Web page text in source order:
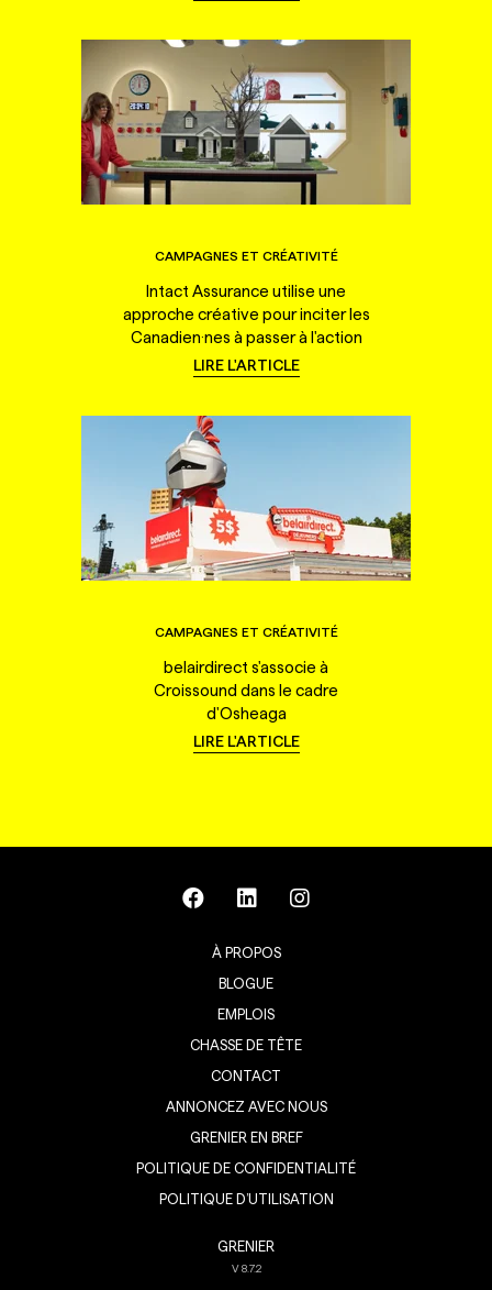
CAMPAGNES ET CRÉATIVITÉ
Intact Assurance utilise une
approche créative pour inciter les
Canadien·nes à passer à l'action
LIRE L'ARTICLE
CAMPAGNES ET CRÉATIVITÉ
belairdirect s'associe à
Croissound dans le cadre
d'Osheaga
LIRE L'ARTICLE
À PROPOS
BLOGUE
EMPLOIS
CHASSE DE TÊTE
CONTACT
ANNONCEZ AVEC NOUS
GRENIER EN BREF
POLITIQUE DE CONFIDENTIALITÉ
POLITIQUE D’UTILISATION
GRENIER
V8.7.2